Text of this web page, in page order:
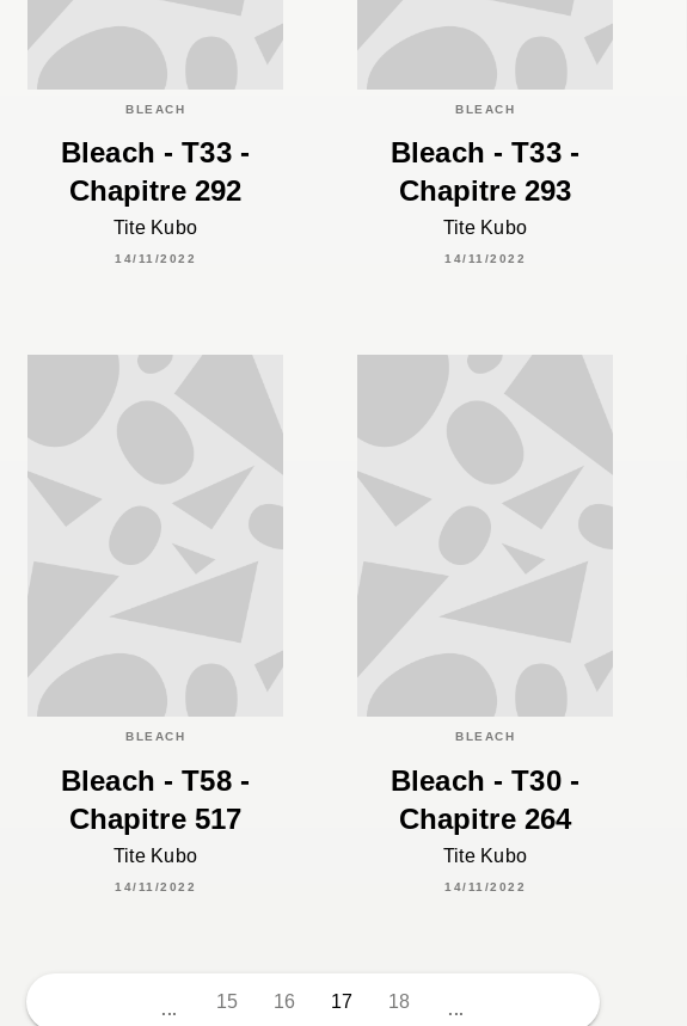
BLEACH
Bleach - T33 -
Chapitre 292
Tite Kubo
14/11/2022
BLEACH
Bleach - T33 -
Chapitre 293
Tite Kubo
14/11/2022
BLEACH
Bleach - T58 -
Chapitre 517
Tite Kubo
14/11/2022
BLEACH
Bleach - T30 -
Chapitre 264
Tite Kubo
14/11/2022
... 15 16 17 18 ...